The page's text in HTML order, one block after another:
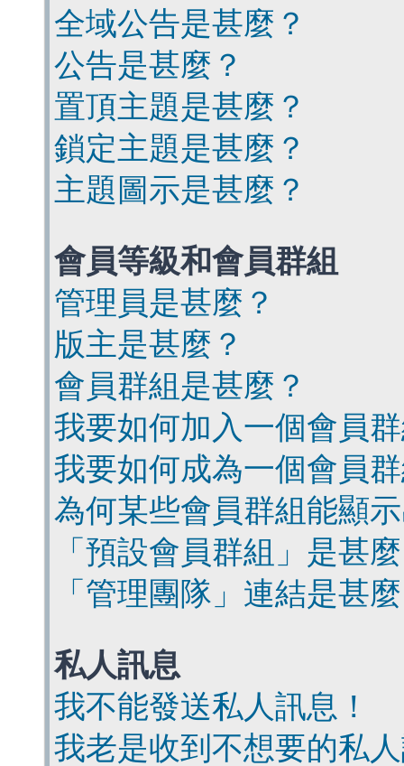
全域公告是甚麼？
公告是甚麼？
置頂主題是甚麼？
鎖定主題是甚麼？
主題圖示是甚麼？
會員等級和會員群組
管理員是甚麼？
版主是甚麼？
會員群組是甚麼？
我要如何加入一個會員
我要如何成為一個會員
為何某些會員群組能顯
「預設會員群組」是甚
「管理團隊」連結是甚
私人訊息
我不能發送私人訊息！
我老是收到不想要的私